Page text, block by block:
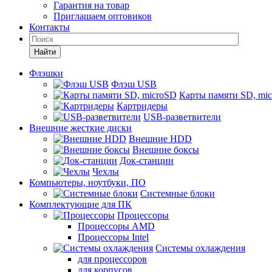
Гарантия на товар
Приглашаем оптовиков
Контакты
Найти
Флэшки
Флэш USB
Карты памяти SD,
Картридеры
USB-разветвители
Внешние жесткие диски
Внешние HDD
Внешние боксы
Док-станции
Чехлы
Компьютеры, ноутбуки, ПО
Системные блоки
Комплектующие для ПК
Процессоры
Процессоры AMD
Процессоры Intel
Системы охлаждения
для процессоров
для корпусов